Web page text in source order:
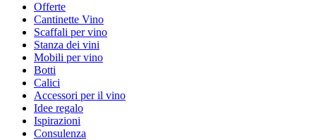
Offerte
Cantinette Vino
Scaffali per vino
Stanza dei vini
Mobili per vino
Botti
Calici
Accessori per il vino
Idee regalo
Ispirazioni
Consulenza